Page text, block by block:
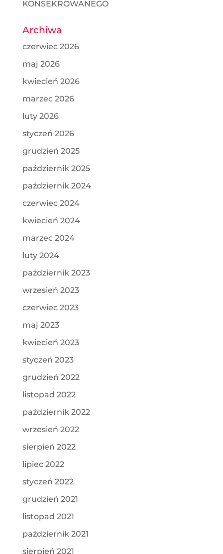
KONSEKROWANEGO
Archiwa
czerwiec 2026
maj 2026
kwiecień 2026
marzec 2026
luty 2026
styczeń 2026
grudzień 2025
październik 2025
październik 2024
czerwiec 2024
kwiecień 2024
marzec 2024
luty 2024
październik 2023
wrzesień 2023
czerwiec 2023
maj 2023
kwiecień 2023
styczeń 2023
grudzień 2022
listopad 2022
październik 2022
wrzesień 2022
sierpień 2022
lipiec 2022
styczeń 2022
grudzień 2021
listopad 2021
październik 2021
sierpień 2021